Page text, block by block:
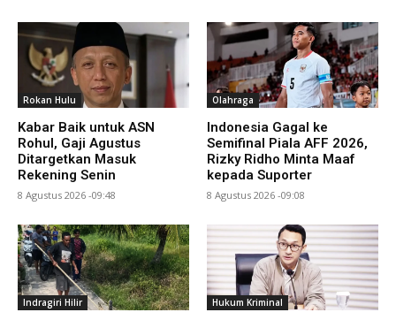
Rokan Hulu
Kabar Baik untuk ASN
Rohul, Gaji Agustus
Ditargetkan Masuk
Rekening Senin
8 Agustus 2026 -09:48
Olahraga
Indonesia Gagal ke
Semifinal Piala AFF 2026,
Rizky Ridho Minta Maaf
kepada Suporter
8 Agustus 2026 -09:08
Indragiri Hilir Hukum Kriminal